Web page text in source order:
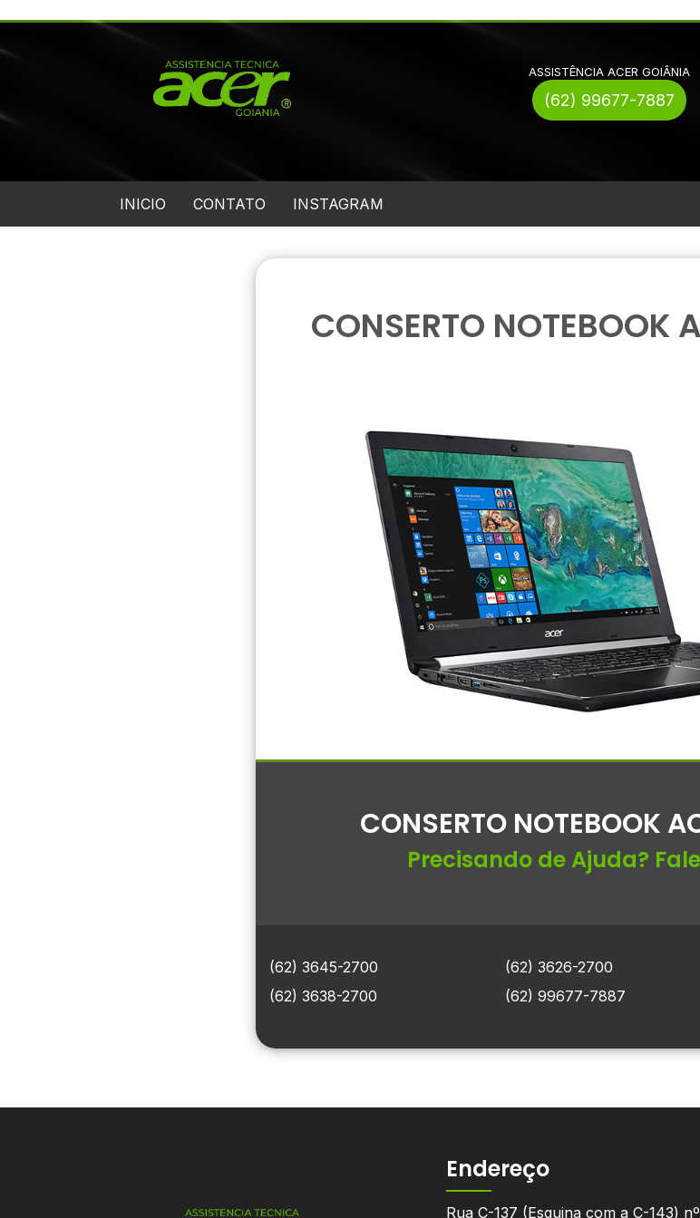
ASSISTÊNCIA ACER GOIÂNIA
(62) 99677-7887
INICIO CONTATO INSTAGRAM
CONSERTO NOTEBOOK
CONSERTO NOTEBOOK
Precisando de Ajuda?
(62) 3645-2700
(62) 3638-2700
(62) 3626-2700
(62) 99677-7887
Endereço
Rua C-137 (Esquina com a C-143) nº